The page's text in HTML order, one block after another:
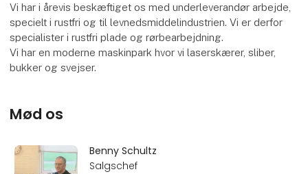
Vi har i årevis beskæftiget os med underleverandør arbejde,
specielt i rustfri og til levnedsmiddelindustrien. Vi er derfor
specialister i rustfri plade og rørbearbejdning.
Vi har en moderne maskinpark hvor vi laserskærer, sliber,
bukker og svejser.
Mød os
Benny Schultz
Salgschef